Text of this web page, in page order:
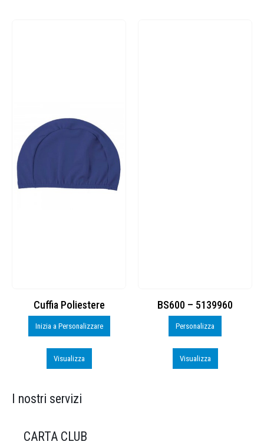
Cuffia Poliestere
Inizia a Personalizzare
Visualizza
BS600 – 5139960
Personalizza
Visualizza
I nostri servizi
CARTA CLUB